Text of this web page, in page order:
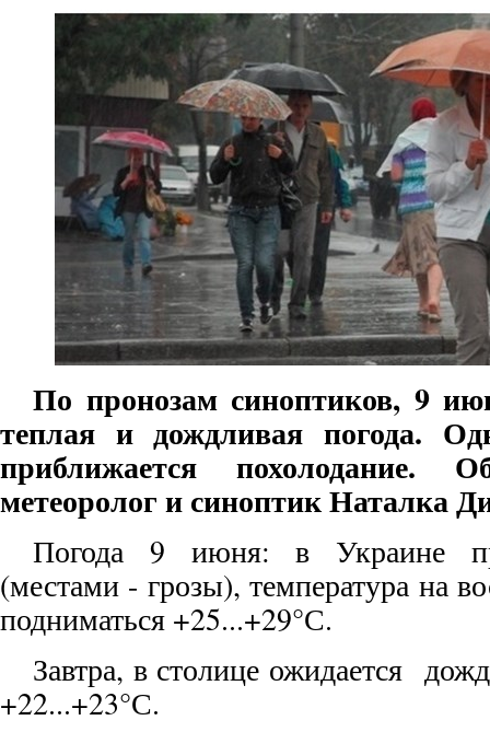
По пронозам синоптиков, 9
теплая и дождливая погода.
приближается похолодание.
метеоролог и синоптик Наталка
Погода 9 июня: в Украине
(местами - грозы), температура на
подниматься +25...+29°С.
Завтра, в столице ожидается
+22...+23°С.